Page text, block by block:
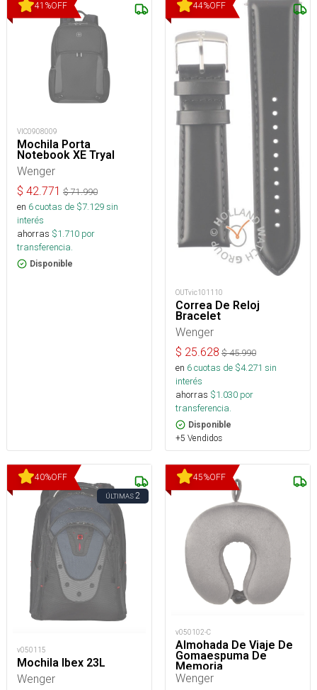
41 %OFF
VIC0908009
Mochila Porta
Notebook XE Tryal
Wenger
$ 42.771 $71.990
en 6cuotas de $7.129sin
interés
ahorras $1.710 por
transferencia.
Disponible
44%OFF
OUTvic101110
Correa De Reloj
Bracelet
Wenger
$ 25.628 $45.990
en 6cuotas de $4.271 sin
interés
ahorras $1.030 por
transferencia.
Disponible
+5 Vendidos
40%OFF
ÚLTIMAS2
v050115
Mochila Ibex 23L
Wenger
45%OFF
v050102-C
Almohada De Viaje De
Gomaespuma De
Memoria
Wenger